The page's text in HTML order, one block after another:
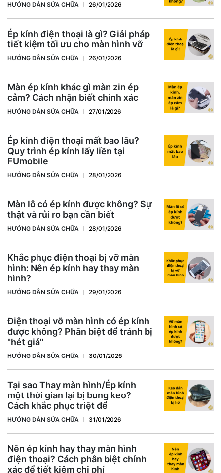
HƯỚNG DẪN SỬA CHỮA 26/01/2026
Ép kính điện thoại là gì? Giải pháp
tiết kiệm tối ưu cho màn hình vỡ
HƯỚNG DẪN SỬA CHỮA 26/01/2026
Màn ép kính khác gì màn zin ép
cảm? Cách nhận biết chính xác
HƯỚNG DẪN SỬA CHỮA 27/01/2026
Ép kính điện thoại mất bao lâu?
Quy trình ép kính lấy liền tại
FUmobile
HƯỚNG DẪN SỬA CHỮA 28/01/2026
Màn lô có ép kính được không? Sự
thật và rủi ro bạn cần biết
HƯỚNG DẪN SỬA CHỮA 28/01/2026
Khắc phục điện thoại bị vỡ màn
hình: Nên ép kính hay thay màn
hình?
HƯỚNG DẪN SỬA CHỮA 29/01/2026
Điện thoại vỡ màn hình có ép kính
được không? Phân biệt để tránh bị
"hét giá"
HƯỚNG DẪN SỬA CHỮA 30/01/2026
Tại sao Thay màn hình/Ép kính
một thời gian lại bị bung keo?
Cách khắc phục triệt để
HƯỚNG DẪN SỬA CHỮA 31/01/2026
Nên ép kính hay thay màn hình
điện thoại? Cách phân biệt chính
xác để tiết kiệm chi phí